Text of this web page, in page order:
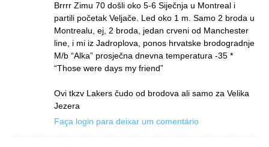
Brrrr Zimu 70 došli oko 5-6 Siječnja u Montreal i
partili početak Veljače. Led oko 1 m. Samo 2 broda u
Montrealu, ej, 2 broda, jedan crveni od Manchester
line, i mi iz Jadroplova, ponos hrvatske brodogradnje
M/b “Alka” prosječna dnevna temperatura -35 *
“Those were days my friend”
Ovi tkzv Lakers čudo od brodova ali samo za Velika
Jezera
Faça login para deixar um comentário